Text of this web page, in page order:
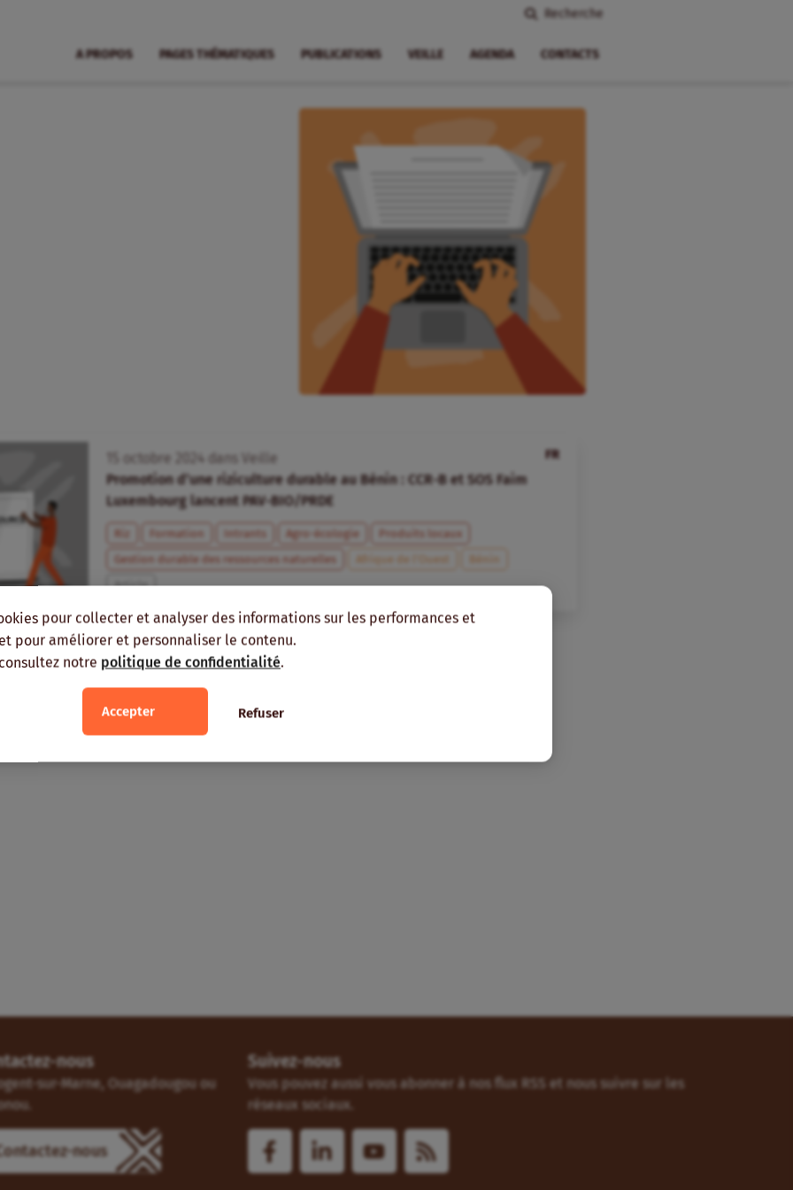
pour collecter et analyser des informations sur les performances et
pour améliorer et personnaliser le contenu.
notre politique de confidentialité.
Accepter Refuser
Recherche
A PROPOS PAGES THÉMATIQUES PUBLICATIONS VEILLE AGENDA CONTACTS
FR
octobre 2024 dans
Veille
Promotion d’une riziculture durable au Bénin : CCR-B et SOS Faim
Luxembourg lancent PAV-BIO/PRDE
Formation Intrants Agro-écologie
Produits locaux
Gestion durable des ressources naturelles
Afrique de l’Ouest
Article
nous
sur-Marne, Ouagadougou ou
nous
Suivez-nous
Vous pouvez aussi vous abonner à nos flux RSS et nous suivre sur les
réseaux sociaux.